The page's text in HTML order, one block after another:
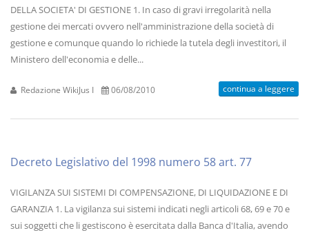
DELLA SOCIETA' DI GESTIONE 1. In caso di gravi irregolarità nella
gestione dei mercati ovvero nell'amministrazione della società di
gestione e comunque quando lo richiede la tutela degli investitori, il
Ministero dell'economia e delle...
Redazione WikiJus I 06/08/2010 continua a leggere
Decreto Legislativo del 1998 numero 58 art. 77
VIGILANZA SUI SISTEMI DI COMPENSAZIONE, DI LIQUIDAZIONE E DI
GARANZIA 1. La vigilanza sui sistemi indicati negli articoli 68, 69 e 70 e
sui soggetti che li gestiscono è esercitata dalla Banca d'Italia, avendo